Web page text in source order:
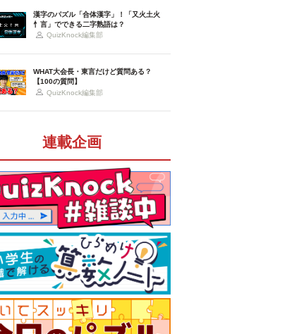
漢字のパズル「合体漢字」！「又火土火
忄言」でできる二字熟語は？
QuizKnock編集部
WHAT大会長・東言だけど質問ある？
【100の質問】
QuizKnock編集部
連載企画